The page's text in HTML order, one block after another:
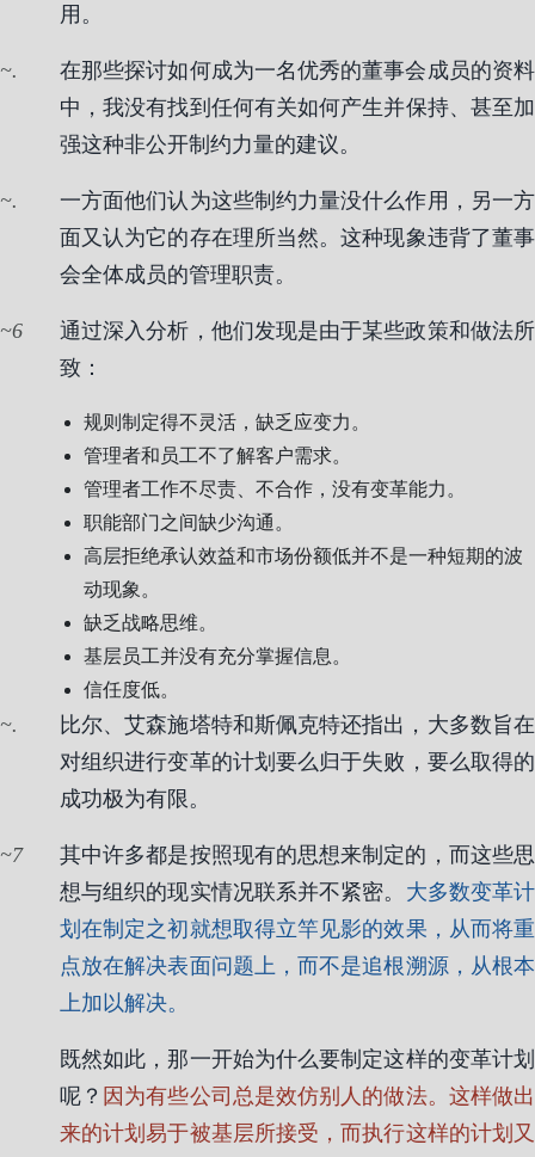
用。
.
在那些探讨如何成为一名优秀的董事会成员的资料
中，我没有找到任何有关如何产生并保持、甚至加
强这种非公开制约力量的建议。
.
一方面他们认为这些制约力量没什么作用，另一方
面又认为它的存在理所当然。这种现象违背了董事
会全体成员的管理职责。
6
通过深入分析，他们发现是由于某些政策和做法所
致：
规则制定得不灵活，缺乏应变力。
管理者和员工不了解客户需求。
管理者工作不尽责、不合作，没有变革能力。
职能部门之间缺少沟通。
高层拒绝承认效益和市场份额低并不是一种短期的波
动现象。
缺乏战略思维。
基层员工并没有充分掌握信息。
信任度低。
.
比尔、艾森施塔特和斯佩克特还指出，大多数旨在
对组织进行变革的计划要么归于失败，要么取得的
成功极为有限。
7
其中许多都是按照现有的思想来制定的，而这些思
想与组织的现实情况联系并不紧密。 大多数变革计
划在制定之初就想取得立竿见影的效果，从而将重
点放在解决表面问题上，而不是追根溯源，从根本
上加以解决。
既然如此，那一开始为什么要制定这样的变革计划
呢？ 因为有些公司总是效仿别人的做法。这样做出
来的计划易于被基层所接受，而执行这样的计划又